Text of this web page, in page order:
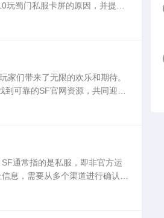
蜀门私服卡屏的原因，并提供
求较高，如果玩家的电脑硬件配
家们带来了无限的欢乐和期待。
可靠的SF官网资源，共同迎接
网络游戏，吸引了大量玩家的
通常指的是私服，即非官方运
息，需要从多个渠道进行确认。
法直接提供。因为私服的运营和